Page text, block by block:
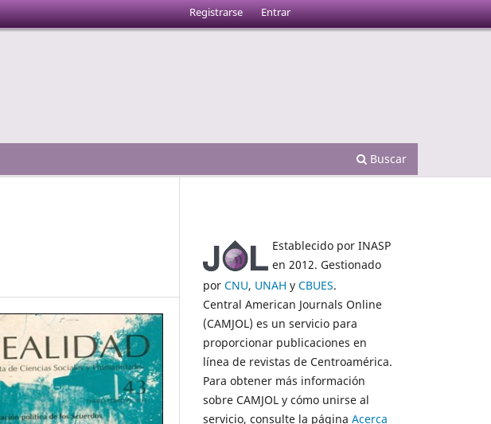
Buscar
Registrarse Entrar
Establecido por INASP
en 2012. Gestionado
por CNU, UNAH y CBUES.
Central American Journals Online
(CAMJOL) es un servicio para
proporcionar publicaciones en
línea de revistas de Centroamérica.
Para obtener más información
sobre CAMJOL y cómo unirse al
servicio, consulte la página Acerca